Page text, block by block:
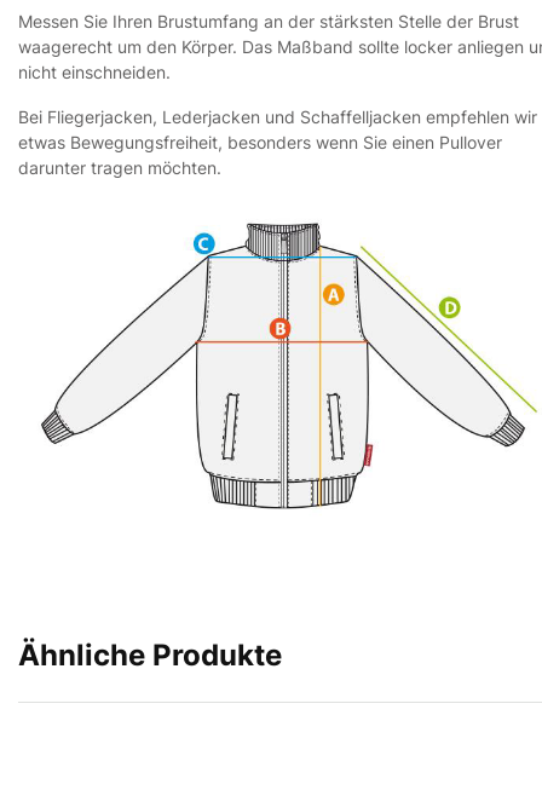
Messen Sie Ihren Brustumfang an der stärksten Stelle der Brust
waagerecht um den Körper. Das Maßband sollte locker anliegen
nicht einschneiden.
Bei Fliegerjacken, Lederjacken und Schaffelljacken empfehlen wir
etwas Bewegungsfreiheit, besonders wenn Sie einen Pullover
darunter tragen möchten.
Ähnliche Produkte